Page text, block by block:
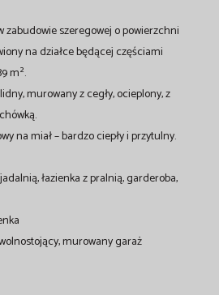
szeregowej o powierzchni
na działce będącej częściami
m².
murowany z cegły, ocieplony, z
na miał – bardzo ciepły i przytulny.
łazienka z pralnią, garderoba,
murowany garaż